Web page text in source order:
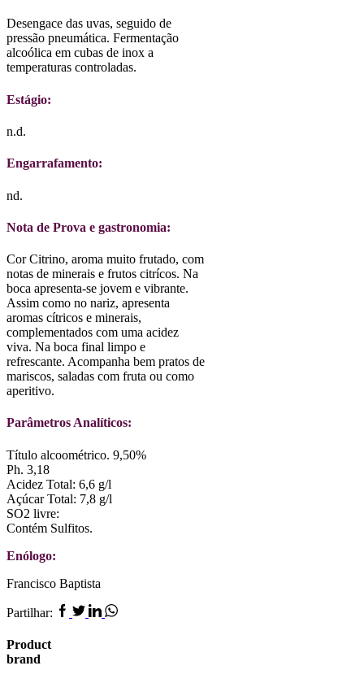
Desengace das uvas, seguido de
pressão pneumática. Fermentação
alcoólica em cubas de inox a
temperaturas controladas.
Estágio:
n.d.
Engarrafamento:
nd.
Nota de Prova e gastronomia:
Cor Citrino, aroma muito frutado, com
notas de minerais e frutos citrícos. Na
boca apresenta-se jovem e vibrante.
Assim como no nariz, apresenta
aromas cítricos e minerais,
complementados com uma acidez
viva. Na boca final limpo e
refrescante. Acompanha bem pratos de
mariscos, saladas com fruta ou como
aperitivo.
Parâmetros Analíticos:
Título alcoométrico. 9,50%
Ph. 3,18
Acidez Total: 6,6 g/l
Açúcar Total: 7,8 g/l
SO2 livre:
Contém Sulfitos.
Enólogo:
Francisco Baptista
Partilhar: Facebook
TwitterLinkedin
Whatsapp
Product
brand